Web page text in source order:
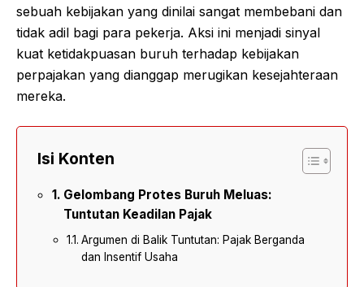
sebuah kebijakan yang dinilai sangat membebani dan
tidak adil bagi para pekerja. Aksi ini menjadi sinyal
kuat ketidakpuasan buruh terhadap kebijakan
perpajakan yang dianggap merugikan kesejahteraan
mereka.
Isi Konten
Gelombang Protes Buruh Meluas:
Tuntutan Keadilan Pajak
Argumen di Balik Tuntutan: Pajak Berganda
dan Insentif Usaha